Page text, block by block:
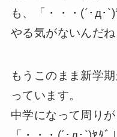
も、「・・・(´･д･
やる気がないんだね
もうこのまま新学
っています。
中学になって周り